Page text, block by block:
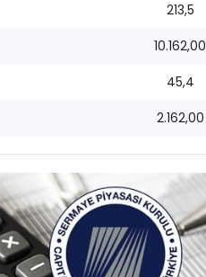
213,5
10.162,00
45,4
2.162,00